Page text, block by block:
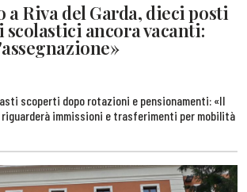
Riva del Garda, dieci posti
ancora vacanti:
scoperti dopo rotazioni e pensionamenti: «Il
riguarderà immissioni e trasferimenti per mobilità